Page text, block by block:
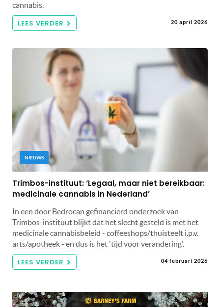
cannabis.
LEES VERDER 20 april 2026
NIEUWS
Trimbos-instituut: ‘Legaal, maar niet bereikbaar:
medicinale cannabis in Nederland’
In een door Bedrocan gefinancierd onderzoek van
Trimbos-instituut blijkt dat het slecht gesteld is met het
medicinale cannabisbeleid - coffeeshops/thuisteelt i.p.v.
arts/apotheek - en dus is het 'tijd voor verandering'.
LEES VERDER 04 februari 2026